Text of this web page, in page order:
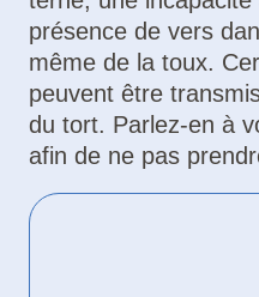
présence de vers
même de la toux.
peuvent être
du tort. Parlez-en à
afin de ne pas